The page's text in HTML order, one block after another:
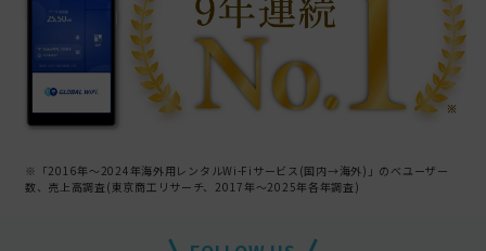
※「2016年～2024年海外用レンタルWi-Fiサービス(国内→海外)」のべユーザー
数、売上高調査(東京商工リサーチ、2017年～2025年各年調査)